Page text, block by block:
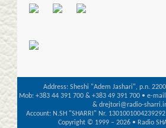
Address: Sheshi "Adem Jashari", p.n.
Mob: +383 44 391 700 & +383 49 391 700 • e-
& drejtori@radio-
Account: N.SH "SHARRI" Nr.
Copyright © 1999 – 2026 • Radio